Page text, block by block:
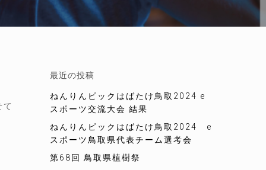
最近の投稿
ねんりんピックはばたけ鳥取2024 e
スポーツ交流大会 結果
ねんりんピックはばたけ鳥取2024 e
スポーツ鳥取県代表チーム選考会
第68回 鳥取県植樹祭